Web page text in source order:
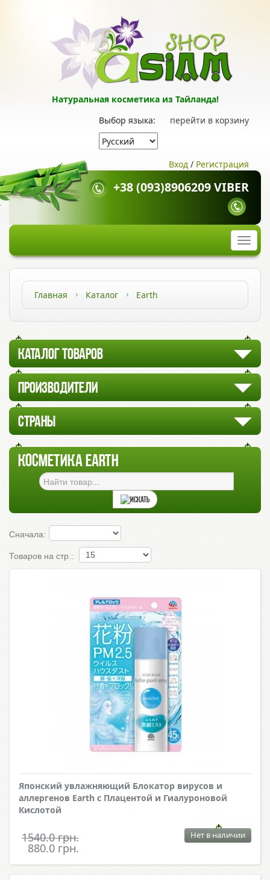
Натуральная косметика из Тайланда!
перейти в корзину
Выбор языка:
Вход / Регистрация
+38 (093)8906209 VIBER
Главная Каталог Earth
КАТАЛОГ ТОВАРОВ
ПРОИЗВОДИТЕЛИ
СТРАНЫ
КОСМЕТИКА EARTH
Сначала:
Товаров на стр.:
Японский увлажняющий Блокатор вирусов и
аллергенов Earth с Плацентой и Гиалуроновой
Кислотой
1540.0 грн.
880.0 грн.
Нет в наличии